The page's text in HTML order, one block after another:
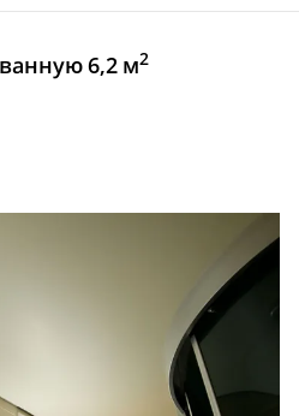
6,2 м2